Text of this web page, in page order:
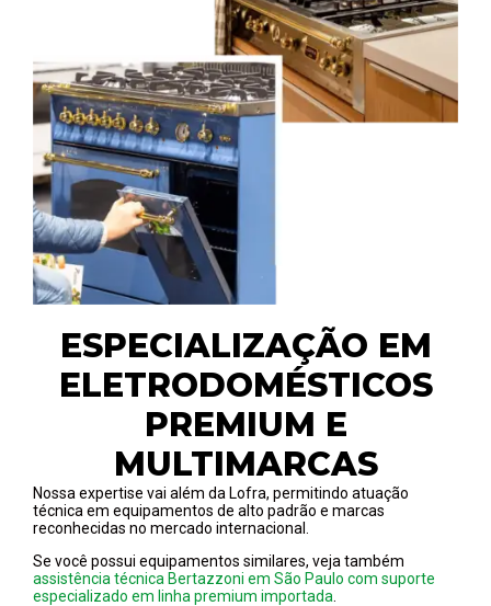
ESPECIALIZAÇÃO EM
ELETRODOMÉSTICOS
PREMIUM E
MULTIMARCAS
Nossa expertise vai além da Lofra, permitindo atuação
técnica em equipamentos de alto padrão e marcas
reconhecidas no mercado internacional.
Se você possui equipamentos similares, veja também
assistência técnica Bertazzoni em São Paulo com suporte
especializado em linha premium importada